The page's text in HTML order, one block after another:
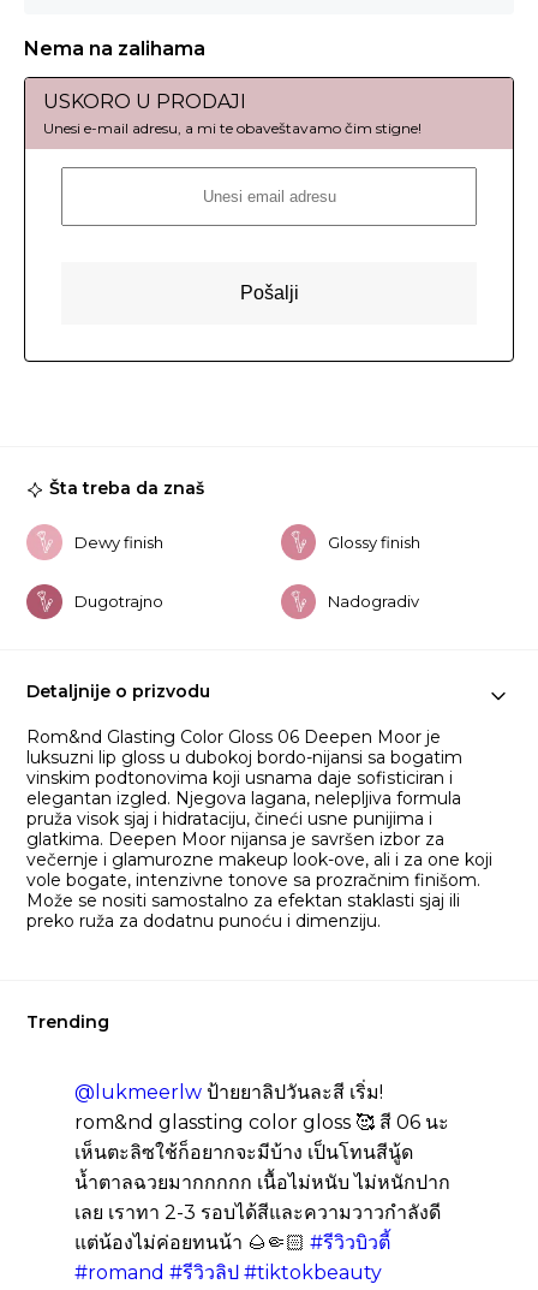
Nema na zalihama
USKORO U PRODAJI
Šta treba da znaš
Dewy finish Glossy finish
Dugotrajno Nadogradiv
Detaljnije o prizvodu
Rom&nd Glasting Color Gloss 06 Deepen Moor je
luksuzni lip gloss u dubokoj bordo-nijansi sa bogatim
vinskim podtonovima koji usnama daje sofisticiran i
elegantan izgled. Njegova lagana, nelepljiva formula
pruža visok sjaj i hidrataciju, čineći usne punijima i
glatkima. Deepen Moor nijansa je savršen izbor za
večernje i glamurozne makeup look-ove, ali i za one koji
vole bogate, intenzivne tonove sa prozračnim finišom.
Može se nositi samostalno za efektan staklasti sjaj ili
preko ruža za dodatnu punoću i dimenziju.
Trending
@lukmeerlw ป้ายยาลิปวันละสี เริ่ม!
rom&nd glassting color gloss 🥰 สี 06 นะ
เห็นตะลิซใช้ก็อยากจะมีบ้าง เป็นโทนสีนู้ด
น้ำตาลฉวยมากกกกก เนื้อไม่หนับ ไม่หนักปาก
เลย เราทา 2-3 รอบได้สีและความวาวกำลังดี
แต่น้องไม่ค่อยทนน้า 🌰🤏🏻#รีวิวบิวตี้
#romand #รีวิวลิป #tiktokbeauty